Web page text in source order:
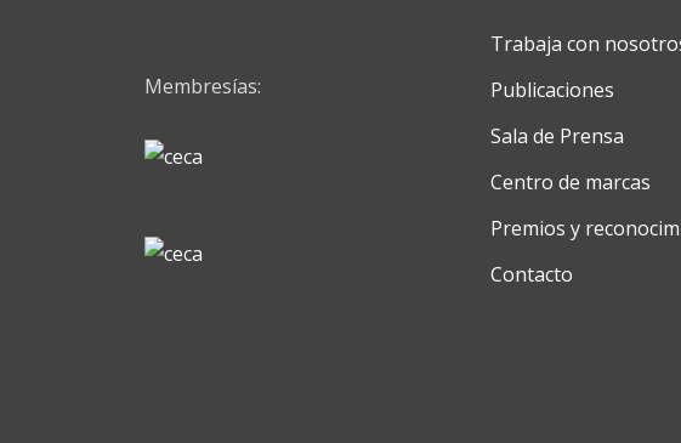
Membresías:
Trabaja con
Publicaciones
Sala de Prensa
Centro de marcas
Premios y
Contacto